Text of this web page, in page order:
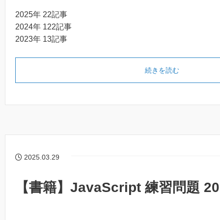
2025年 22記事
2024年 122記事
2023年 13記事
続きを読む
2025.03.29
【書籍】JavaScript 練習問題